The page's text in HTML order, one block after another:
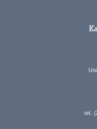
tel.